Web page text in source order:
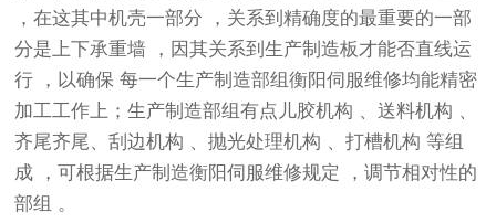
，在这其中机壳一部分 ，关系到精确度的最重要的一部
分是上下承重墙 ，因其关系到生产制造板才能否直线运
行 ，以确保 每一个生产制造部组衡阳伺服维修均能精密
加工工作上；生产制造部组有点儿胶机构 、送料机构 、
齐尾齐尾、刮边机构 、抛光处理机构 、打槽机构 等组
成 ，可根据生产制造衡阳伺服维修规定 ，调节相对性的
部组 。